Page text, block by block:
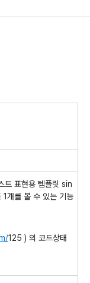
트 표현용 템플릿 sin
개를 볼 수 있는 기능
125 ) 의 코드상태